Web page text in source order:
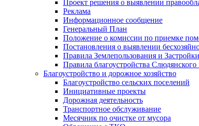
Проект решения о выявлении
Реклама
Информационное сообщение
Генеральный План
Положение о комиссии по приемке
Постановления о выявлении
Правила Землепользования и Застройки
Правила благоустройства
Благоустройство и дорожное хозяйство
Благоустройство сельских поселений
Инициативные проекты
Дорожная деятельность
Транспортное обслуживание
Месячник по очистке от мусора